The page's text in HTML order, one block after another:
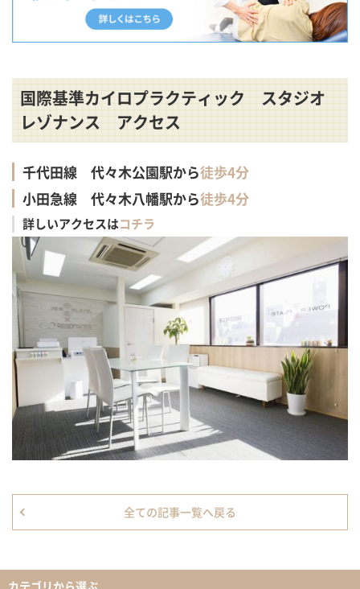
国際基準カイロプラクティック スタジオ
レゾナンス アクセス
千代田線 代々木公園駅から徒歩4分
小田急線 代々木八幡駅から徒歩4分
詳しいアクセスはコチラ
全ての記事一覧へ戻る